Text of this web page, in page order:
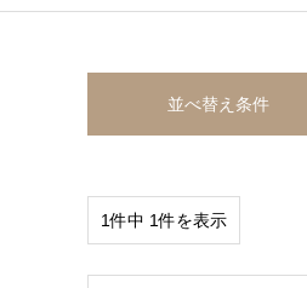
並べ替え条件
1件中 1件を表示